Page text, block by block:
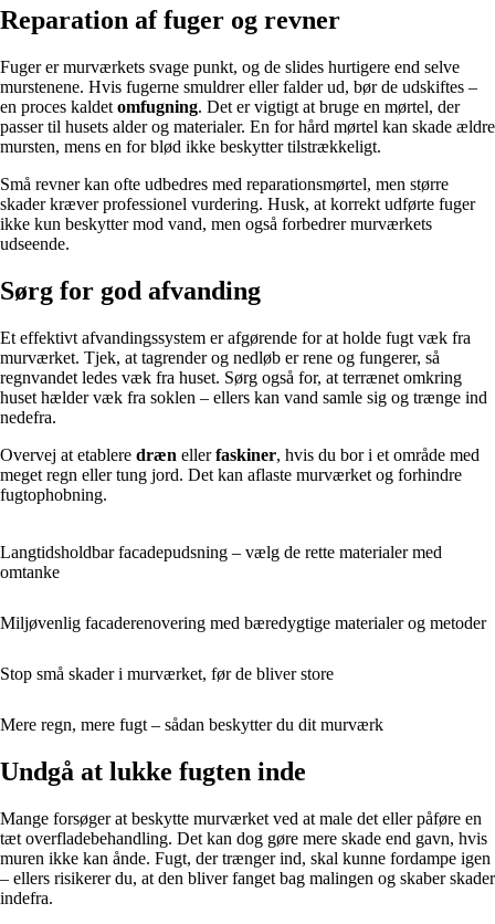
Reparation af fuger og revner
Fuger er murværkets svage punkt, og de slides hurtigere end selve
murstenene. Hvis fugerne smuldrer eller falder ud, bør de udskiftes –
en proces kaldet omfugning. Det er vigtigt at bruge en mørtel, der
passer til husets alder og materialer. En for hård mørtel kan skade ældre
mursten, mens en for blød ikke beskytter tilstrækkeligt.
Små revner kan ofte udbedres med reparationsmørtel, men større
skader kræver professionel vurdering. Husk, at korrekt udførte fuger
ikke kun beskytter mod vand, men også forbedrer murværkets
udseende.
Sørg for god afvanding
Et effektivt afvandingssystem er afgørende for at holde fugt væk fra
murværket. Tjek, at tagrender og nedløb er rene og fungerer, så
regnvandet ledes væk fra huset. Sørg også for, at terrænet omkring
huset hælder væk fra soklen – ellers kan vand samle sig og trænge ind
nedefra.
Overvej at etablere dræn ellerfaskiner, hvis du bor i et område med
meget regn eller tung jord. Det kan aflaste murværket og forhindre
fugtophobning.
Langtidsholdbar facadepudsning – vælg de rette materialer med
omtanke
Miljøvenlig facaderenovering med bæredygtige materialer og metoder
Stop små skader i murværket, før de bliver store
Mere regn, mere fugt – sådan beskytter du dit murværk
Undgå at lukke fugten inde
Mange forsøger at beskytte murværket ved at male det eller påføre en
tæt overfladebehandling. Det kan dog gøre mere skade end gavn, hvis
muren ikke kan ånde. Fugt, der trænger ind, skal kunne fordampe igen
– ellers risikerer du, at den bliver fanget bag malingen og skaber skader
indefra.